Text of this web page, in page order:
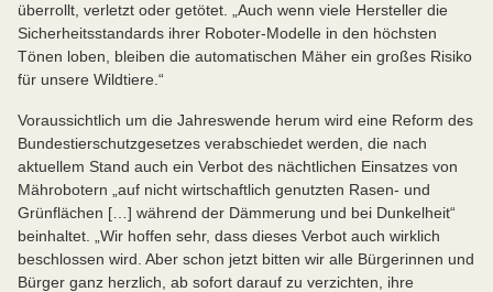
überrollt, verletzt oder getötet. „Auch wenn viele Hersteller die
Sicherheitsstandards ihrer Roboter-Modelle in den höchsten
Tönen loben, bleiben die automatischen Mäher ein großes Risiko
für unsere Wildtiere.“
Voraussichtlich um die Jahreswende herum wird eine Reform des
Bundestierschutzgesetzes verabschiedet werden, die nach
aktuellem Stand auch ein Verbot des nächtlichen Einsatzes von
Mährobotern „auf nicht wirtschaftlich genutzten Rasen- und
Grünflächen […] während der Dämmerung und bei Dunkelheit“
beinhaltet. „Wir hoffen sehr, dass dieses Verbot auch wirklich
beschlossen wird. Aber schon jetzt bitten wir alle Bürgerinnen und
Bürger ganz herzlich, ab sofort darauf zu verzichten, ihre